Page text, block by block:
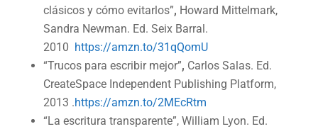
clásicos y cómo evitarlos”, Howard Mittelmark,
Sandra Newman. Ed. Seix Barral.
2010 https://amzn.to/31qQomU
“Trucos para escribir mejor”, Carlos Salas. Ed.
CreateSpace Independent Publishing Platform,
2013 .https://amzn.to/2MEcRtm
“La escritura transparente”, William Lyon. Ed.